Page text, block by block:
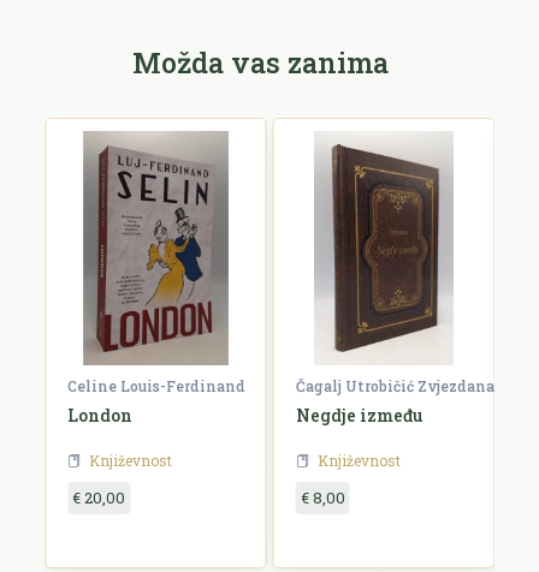
Možda vas zanima
Celine Louis-Ferdinand
London
Književnost
€ 20,00
Čagalj Utrobičić Zvjezdana
Negdje između
Književnost
€ 8,00